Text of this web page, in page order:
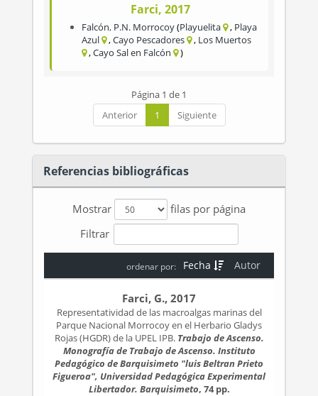
Farci, 2017
Falcón, P.N. Morrocoy Playuelita
Playa
Azul
Cayo Pescadores
Los Muertos
Cayo Sal en Falcón
Página 1 de 1
Anterior
1 Siguiente
Referencias bibliográficas
Mostrar
filas por página
Filtrar
Autor
Fecha
ordenar por:
Farci, G., 2017
Representatividad de las macroalgas marinas del
Parque Nacional Morrocoy en el Herbario Gladys
Rojas (HGDR) de la UPEL IPB. Trabajo de Ascenso.
Monografía de Trabajo de Ascenso. Instituto
Pedagógico de Barquisimeto "luis Beltran Prieto
Figueroa", Universidad Pedagógica Experimental
Libertador. Barquisimeto, 74 pp.